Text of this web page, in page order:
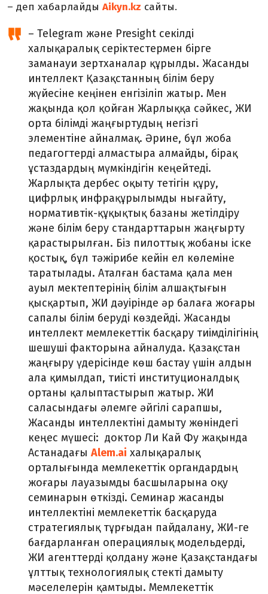
– деп хабарлайды Aikyn.kz сайты.
– Telegram және Presight секілді
халықаралық серіктестермен бірге
заманауи зертханалар құрылды. Жасанды
интеллект Қазақстанның білім беру
жүйесіне кеңінен енгізіліп жатыр. Мен
жақында қол қойған Жарлыққа сәйкес, ЖИ
орта білімді жаңғыртудың негізгі
элементіне айналмақ. Әрине, бұл жоба
педагогтерді алмастыра алмайды, бірақ
ұстаздардың мүмкіндігін кеңейтеді.
Жарлықта дербес оқыту тетігін құру,
цифрлық инфрақұрылымды нығайту,
нормативтік-құқықтық базаны жетілдіру
және білім беру стандарттарын жаңғырту
қарастырылған. Біз пилоттық жобаны іске
қостық, бұл тәжірибе кейін ел көлеміне
таратылады. Аталған бастама қала мен
ауыл мектептерінің білім алшақтығын
қысқартып, ЖИ дәуірінде әр балаға жоғары
сапалы білім беруді көздейді. Жасанды
интеллект мемлекеттік басқару тиімділігінің
шешуші факторына айналуда. Қазақстан
жаңғыру үдерісінде көш бастау үшін алдын
ала қимылдап, тиісті институционалдық
ортаны қалыптастырып жатыр. ЖИ
саласындағы әлемге әйгілі сарапшы,
Жасанды интеллектіні дамыту жөніндегі
кеңес мүшесі: доктор Ли Кай Фу жақында
Астанадағы Alem.ai халықаралық
орталығында мемлекеттік органдардың
жоғары лауазымды басшыларына оқу
семинарын өткізді. Семинар жасанды
интеллектіні мемлекеттік басқаруда
стратегиялық тұрғыдан пайдалану, ЖИ-ге
бағдарланған операциялық модельдерді,
ЖИ агенттерді қолдану және Қазақстандағы
ұлттық технологиялық стекті дамыту
мәселелерін қамтыды. Мемлекеттік